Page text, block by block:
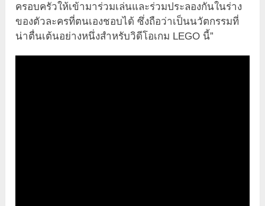
ครอบครัวให้เข้ามาร่วมเล่นและร่วมประลองกันในร่าง
ของตัวละครที่ตนเองชอบได้ ซึ่งถือว่าเป็นนวัตกรรมที่
น่าตื่นเต้นอย่างหนึ่งสำหรับวิดีโอเกม LEGO นี้”